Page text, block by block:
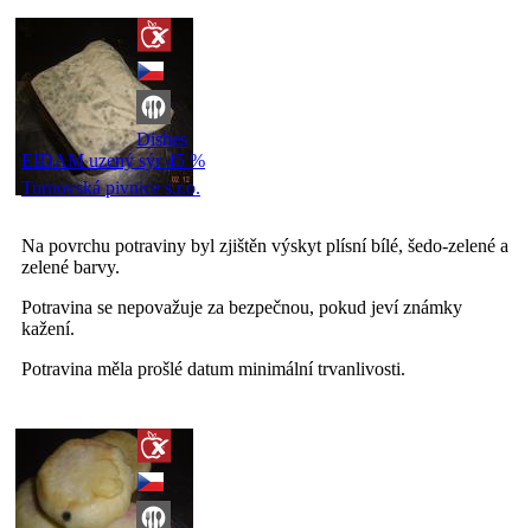
Dishes
EIDAM uzený sýr 45 %
Turnovská pivnice s.r.o.
Na povrchu potraviny byl zjištěn výskyt plísní bílé, šedo-zelené a
zelené barvy.
Potravina se nepovažuje za bezpečnou, pokud jeví známky
kažení.
Potravina měla prošlé datum minimální trvanlivosti.